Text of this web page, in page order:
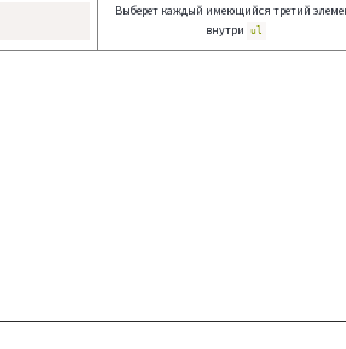
Выберет каждый имеющийся третий
внутри
ul